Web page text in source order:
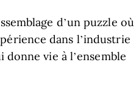
d’un puzzle où
dans l’industrie
vie à l’ensemble